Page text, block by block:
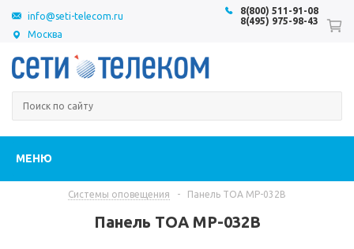
Москва
8(800) 511-91-08
8(495) 975-98-43
info@seti-telecom.ru
МЕНЮ
Системы оповещения - Панель TOA MP-032B
Панель TOA MP-032B